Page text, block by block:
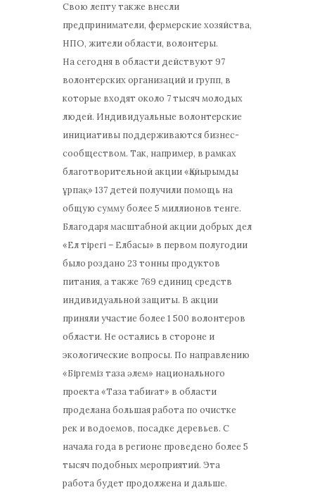
Свою лепту также внесли
предприниматели, фермерские хозяйства,
НПО, жители области, волонтеры.
На сегодня в области действуют 97
волонтерских организаций и групп, в
которые входят около 7 тысяч молодых
людей. Индивидуальные волонтерские
инициативы поддерживаются бизнес-
сообществом. Так, например, в рамках
благотворительной акции «Қайырымды
ұрпақ» 137 детей получили помощь на
общую сумму более 5 миллионов тенге.
Благодаря масштабной акции добрых дел
«Ел тірегі – Елбасы» в первом полугодии
было роздано 23 тонны продуктов
питания, а также 769 единиц средств
индивидуальной защиты. В акции
приняли участие более 1 500 волонтеров
области. Не остались в стороне и
экологические вопросы. По направлению
«Біргеміз таза әлем» национального
проекта «Таза табиғат» в области
проделана большая работа по очистке
рек и водоемов, посадке деревьев. С
начала года в регионе проведено более 5
тысяч подобных мероприятий. Эта
работа будет продолжена и дальше.